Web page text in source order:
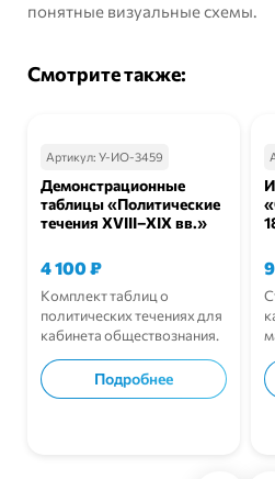
понятные визуальные схемы.
Смотрите также:
Артикул: У-ИО-3459
Демонстрационные
таблицы «Политические
течения XVIII–XIX вв.»
4 100₽
Комплект таблиц о
политических течениях для
кабинета обществознания.
Подробнее